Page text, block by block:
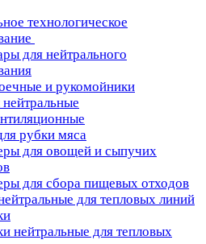
технологическое
для нейтрального
и рукомойники
рубки мяса
для овощей и сыпучих
для сбора пищевых отходов
для тепловых линий
нейтральные для тепловых